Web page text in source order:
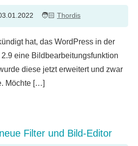
Thordis
hat, das WordPress in der
eine Bildbearbeitungsfunktion
diese jetzt erweitert und zwar
Möchte […]
Filter und Bild-Editor